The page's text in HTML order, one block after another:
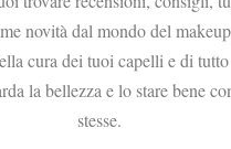
novità dal mondo del
cura dei tuoi capelli e di
la bellezza e lo stare bene
stesse.